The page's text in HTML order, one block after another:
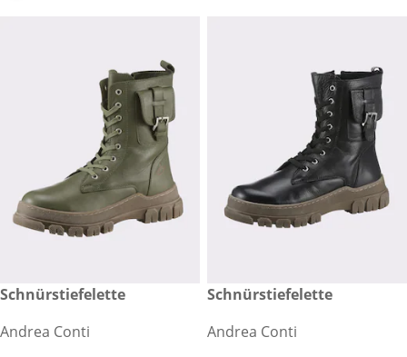
€ 189,00
Schnürstiefelette
Andrea Conti
€ 189,00
Schnürstiefelette
Andrea Conti